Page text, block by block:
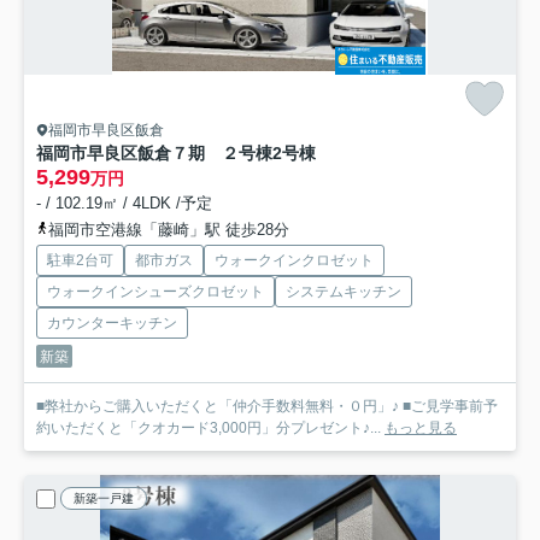
福岡市早良区飯倉
福岡市早良区飯倉７期 ２号棟2号棟
5,299万円
- / 102.19㎡ / 4LDK /予定
福岡市空港線「藤崎」駅 徒歩28分
駐車2台可 都市ガス
ウォークインクロゼット
ウォークインシューズクロゼット
システムキッチン
カウンターキッチン
新築
■弊社からご購入いただくと「仲介手数料無料・０円」♪ ■ご見学事前予
約いただくと「クオカード3,000円」分プレゼント♪... もっと見る
新築一戸建